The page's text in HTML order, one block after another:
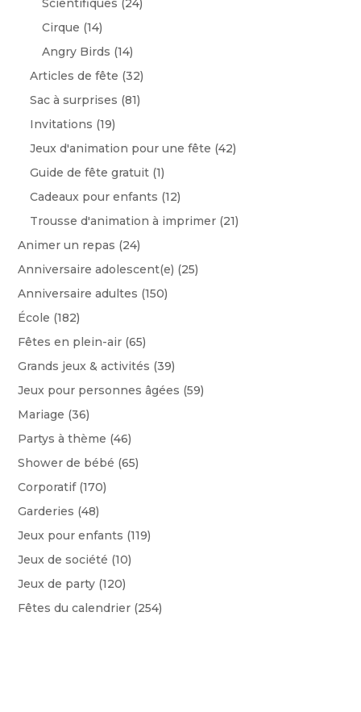
Scientifiques (24)
Cirque (14)
Angry Birds (14)
Articles de fête (32)
Sac à surprises (81)
Invitations (19)
Jeux d'animation pour une fête (42)
Guide de fête gratuit (1)
Cadeaux pour enfants (12)
Trousse d'animation à imprimer (21)
Animer un repas (24)
Anniversaire adolescent(e) (25)
Anniversaire adultes (150)
École (182)
Fêtes en plein-air (65)
Grands jeux & activités (39)
Jeux pour personnes âgées (59)
Mariage (36)
Partys à thème (46)
Shower de bébé (65)
Corporatif (170)
Garderies (48)
Jeux pour enfants (119)
Jeux de société (10)
Jeux de party (120)
Fêtes du calendrier (254)